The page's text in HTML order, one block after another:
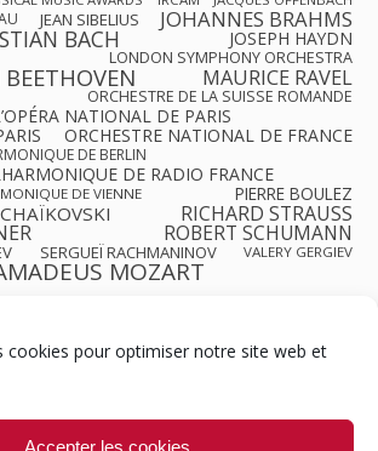
cookies pour optimiser notre site web et
Accepter les cookies
JEAN SIBELIUS JOHANNES BRAHMS
BACH JOSEPH HAYDN
LONDON SYMPHONY ORCHESTRA
MAURICE RAVEL
ORCHESTRE DE LA SUISSE ROMANDE
NATIONAL DE PARIS
ORCHESTRE NATIONAL DE FRANCE
DE BERLIN
DE RADIO FRANCE
DE VIENNE PIERRE BOULEZ
RICHARD STRAUSS
ROBERT SCHUMANN
SERGUEÏ RACHMANINOV VALERY GERGIEV
MOZART